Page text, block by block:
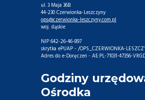
ul. 3 Maja 36B
44-230 Czerwionka-Leszczyny
ops@czerwionka-leszczyny.com.pl
woj. śląskie
NIP 642-26-46-897
skrytka ePUAP - /OPS_CZERWIONKA-
Adres do e-Doręczeń - AE:PL-71031-47356-
Godziny
Ośrodka